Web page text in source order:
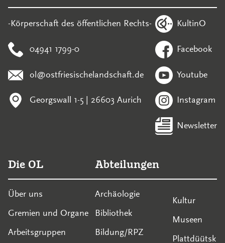
-Körperschaft des öffentlichen Rechts-
04941 1799-0
ol@ostfriesischelandschaft.de
Georgswall 1-5 | 26603 Aurich
KultinO
Facebook
Youtube
Instagram
Newsletter
Die OL
Über uns
Gremien und Organe
Arbeitsgruppen
Abteilungen
Archäologie
Bibliothek
Bildung/RPZ
Kultur
Museen
Plattdüütsk